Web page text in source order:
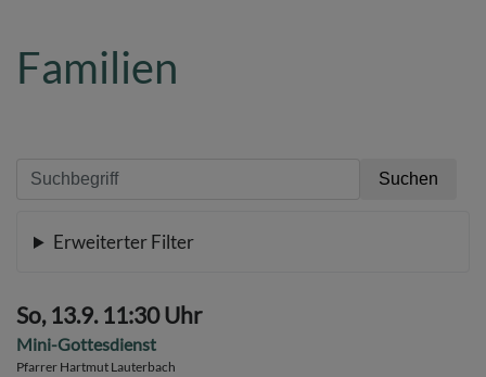
Familien
Erweiterter Filter
So, 13.9. 11:30 Uhr
Mini-Gottesdienst
Pfarrer Hartmut Lauterbach